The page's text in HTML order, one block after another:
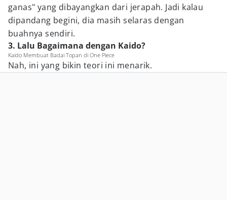
ganas" yang dibayangkan dari jerapah. Jadi kalau
dipandang begini, dia masih selaras dengan
buahnya sendiri.
3. Lalu Bagaimana dengan Kaido?
Kaido Membuat Badai Topan di One Piece
Nah, ini yang bikin teori ini menarik.